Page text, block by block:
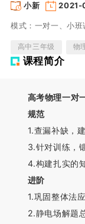
小新 2021-
模式：一对一、小班
高中三年级 物
课程简介
高考物理一对
规范
1.查漏补缺，
3.针对训练，
4.构建扎实的
进阶
1.巩固整体法
2.静电场解题